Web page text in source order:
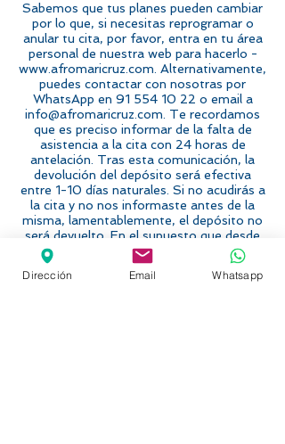
Sabemos que tus planes pueden cambiar
por lo que, si necesitas reprogramar o
anular tu cita, por favor, entra en tu área
personal de nuestra web para hacerlo -
www.afromaricruz.com. Alternativamente,
puedes contactar con nosotras por
WhatsApp en 91 554 10 22 o email a
info@afromaricruz.com. Te recordamos
que es preciso informar de la falta de
asistencia a la cita con 24 horas de
antelación. Tras esta comunicación, la
devolución del depósito será efectiva
entre 1-10 días naturales. Si no acudirás a
la cita y no nos informaste antes de la
misma, lamentablemente, el depósito no
será devuelto. En el supuesto que desde
Peluquería Afro Mari Cruz se necesitara
cambiar o anular una cita por cuestiones
operativas, la devolución del depósito
Dirección Email Whatsapp